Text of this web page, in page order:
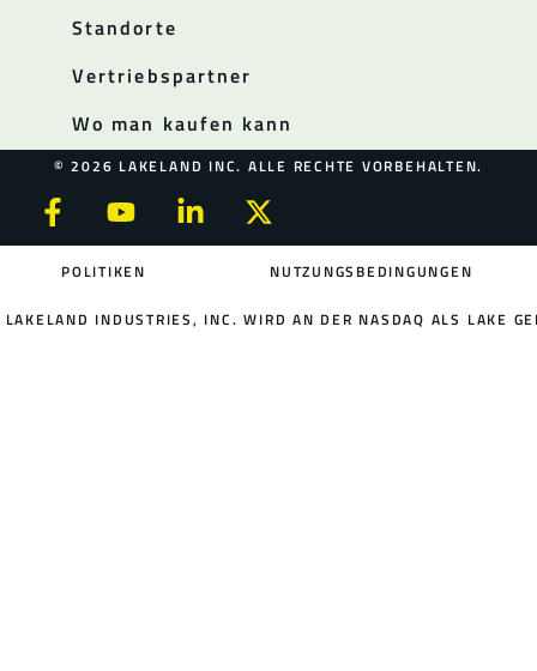
Standorte
Vertriebspartner
Wo man kaufen kann
© 2026 LAKELAND INC. ALLE RECHTE VORBEHALTEN.
POLITIKEN NUTZUNGSBEDINGUNGEN
LAKELAND INDUSTRIES, INC. WIRD AN DER NASDAQ ALS LAKE